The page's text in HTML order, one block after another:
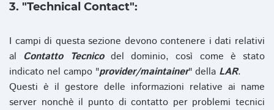
3. "Technical Contact":
I campi di questa sezione devono contenere i dati relativi
al Contatto Tecnicodel dominio, così come è stato
indicato nel campo "provider/maintainer" della LAR.
Questi è il gestore delle informazioni relative ai name
server nonchè il punto di contatto per problemi tecnici